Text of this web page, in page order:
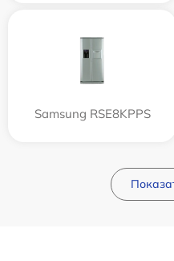
Samsung RSE8KPPS